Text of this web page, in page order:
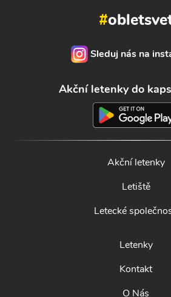
#
Sleduj nás na
Akční letenky do
Akční letenky
Letiště
Letecké
Letenky
Kontakt
O Nás